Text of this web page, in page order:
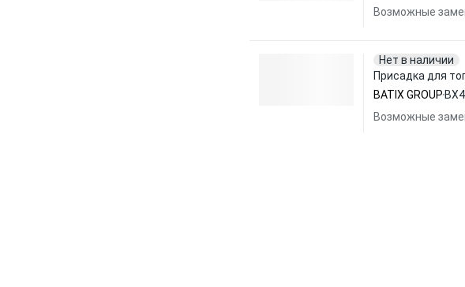
Возможные
Нет в наличии
Присадка для
BATIX GROUP
Возможные